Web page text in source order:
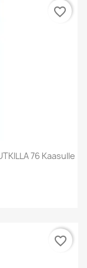
76 Kaasulle
favorite_border
favorite_border